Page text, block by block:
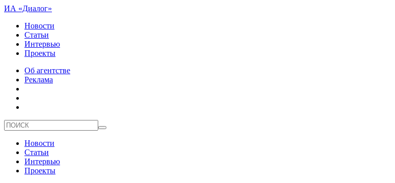
ИА «Диалог»
Новости
Статьи
Интервью
Проекты
Об агентстве
Реклама
Новости
Статьи
Интервью
Проекты